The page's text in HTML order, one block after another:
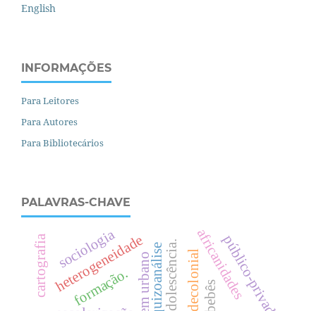
English
INFORMAÇÕES
Para Leitores
Para Autores
Para Bibliotecários
PALAVRAS-CHAVE
heterogeneidade público-privado
esquizoanálise
formação. decolonialbebês
cartografia africanidades
sociologia